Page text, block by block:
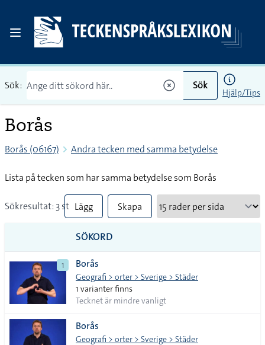
Sök: Sök
Hjälp/Tips
Borås
Borås (06167) Andra tecken med samma betydelse
Lista på tecken som har samma betydelse som Borås
Sökresultat: 3 st Lägg
till
alla i
lista
Skapa
SÖKORD
1 Borås
Geografi > orter > Sverige > Städer
1 varianter finns
Tecknet är mindre vanligt
Borås
Geografi > orter > Sverige > Städer